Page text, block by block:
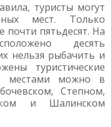
туристы могут
мест. Только
пятьдесят. На
десять
нельзя рыбачить и
туристические
местами можно в
Степном,
и Шалинском